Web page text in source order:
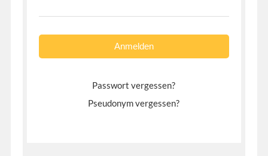
Passwort vergessen?
Pseudonym vergessen?